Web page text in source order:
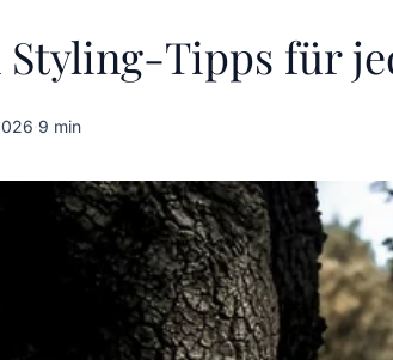
Styling-Tipps für
·9 min